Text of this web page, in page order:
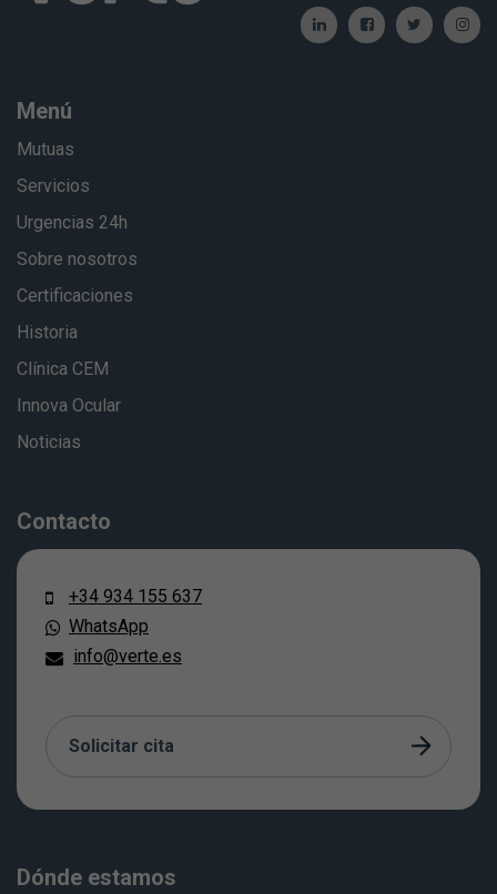
Menú
Mutuas
Servicios
Urgencias 24h
Sobre nosotros
Certificaciones
Historia
Clínica CEM
Innova Ocular
Noticias
Contacto
+34 934 155 637
WhatsApp
info@verte.es
Solicitar cita
Dónde estamos